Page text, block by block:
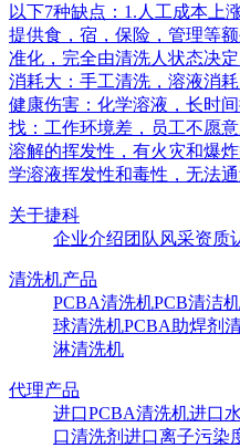
以下7种缺点：1.人工成本上
提供食，宿，保险，管理等
准化，完全由清洗人状态决
消耗大：手工清洗，溶液消
健康伤害：化学溶液，长时
找：工作环境差，员工不愿
溶解的挥发性，有火灾和爆
学溶液挥发性和毒性，无法通
关于捷科
企业介绍团队风采资质
清洗机产品
PCBA清洗机PCB清洁机
球清洗机PCBA助焊剂
淋清洗机
代理产品
进口PCBA清洗机进口
口清洗剂 进口离子污染